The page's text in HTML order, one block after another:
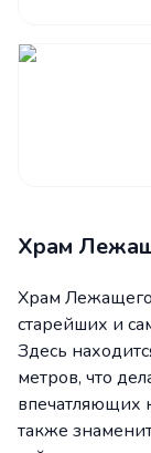
Храм
Храм
старейших и
Здесь
метров, что
впечатляющих
также